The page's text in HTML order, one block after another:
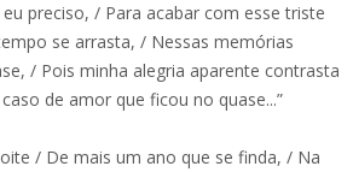
eu preciso, / Para acabar com esse triste
se arrasta, / Nessas memórias
/ Pois minha alegria aparente contrasta
de amor que ficou no quase...”
/ De mais um ano que se finda, / Na